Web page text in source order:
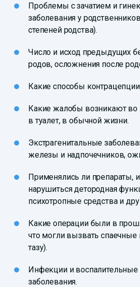
Проблемы с зачатием и
заболевания у
степеней родства).
Число и исход предыдущих
родов, осложнения после
Какие способы
Какие жалобы возникают во
в туалет, в обычной жизни.
Экстрагенитальные
железы и надпочечников,
Применялись ли препараты,
нарушиться детородная
психотропные средства и
Какие операции были в
что могли вызвать
тазу).
Инфекции и воспалительные
заболевания.